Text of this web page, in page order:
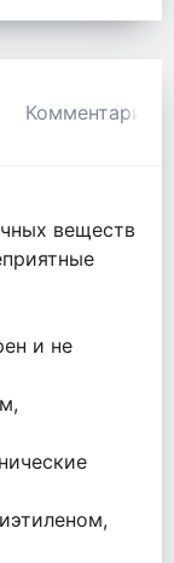
Комментарии
веществ
и не